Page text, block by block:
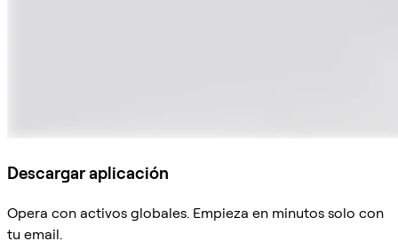
Descargar aplicación
Opera con activos globales. Empieza en minutos solo con
tu email.